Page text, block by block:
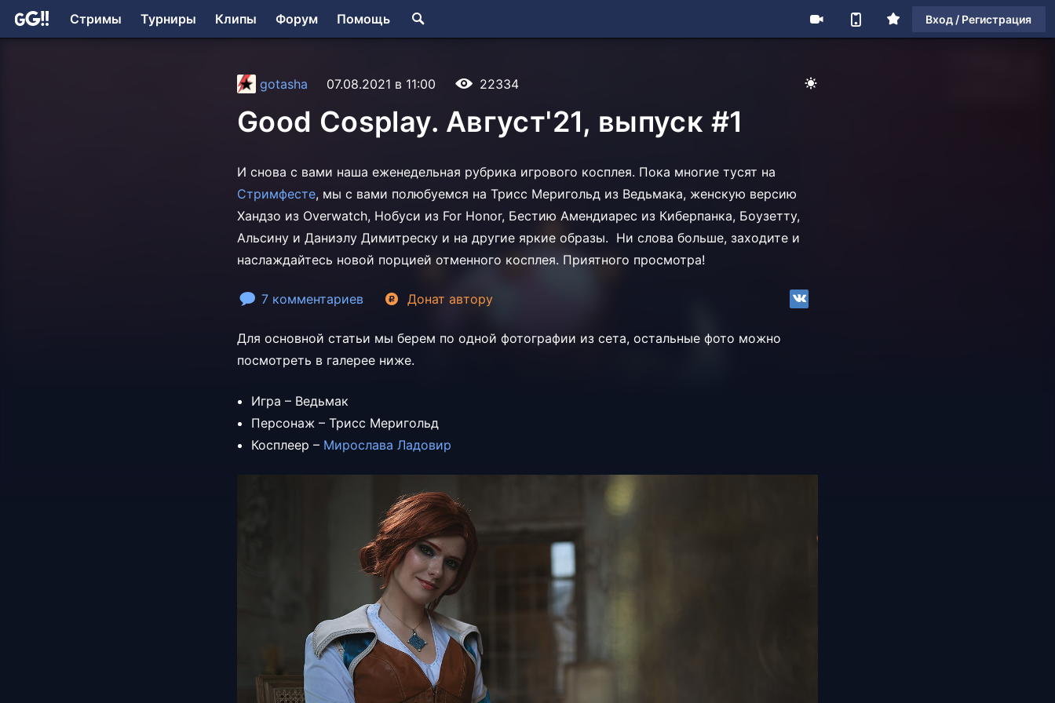
Стримы Турниры Клипы Форум Помощь Вход / Регистрация
gotasha 07.08.2021 в 11:00 22334
Good Cosplay. Август'21, выпуск #1
И cнова с вами наша еженедельная рубрика игрового косплея. Пока многие тусят на
Стримфесте, мы с вами полюбуемся на Трисс Меригольд из Ведьмака, женскую версию
Хандзо из Overwatch, Нобуси из For Honor, Бестию Амендиарес из Киберпанка, Боузетту,
Альсину и Даниэлу Димитреску и на другие яркие образы. Ни слова больше, заходите и
наслаждайтесь новой порцией отменного косплея. Приятного просмотра!
7 комментариев Донат автору
Для основной статьи мы берем по одной фотографии из сета, остальные фото можно
посмотреть в галерее ниже.
Игра – Ведьмак
Персонаж – Трисс Меригольд
Косплеер – Мирослава Ладовир